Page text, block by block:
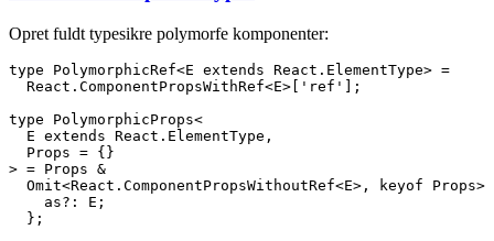
Opret fuldt typesikre polymorfe komponenter:
type PolymorphicRef<E extends React . ElementType> =
  React
. ComponentPropsWithRef<E>[ 'ref'
];
type PolymorphicProps<
  E
extends React . ElementType ,
  Props
= {}
> = Props &
  Omit
<React . ComponentPropsWithoutRef<E>, keyof Props>
    as
?: E ;
  };